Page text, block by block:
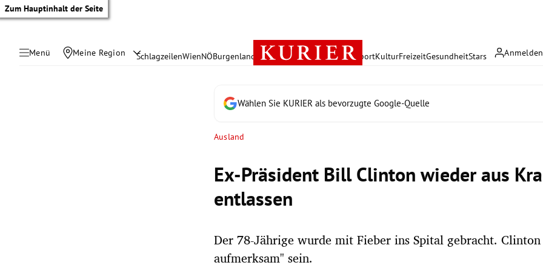
Zum Hauptinhalt der Seite
Menü Meine Region Anmelden
SchlagzeilenWienNÖBurgenland Österreich PolitikWirtschaft SportKulturFreizeitGesundheitStars
Wählen Sie KURIER als bevorzugte Google-Quelle
Ausland
Ex-Präsident Bill Clinton wieder aus
entlassen
Der 78-Jährige wurde mit Fieber ins Spital gebracht.
aufmerksam" sein.